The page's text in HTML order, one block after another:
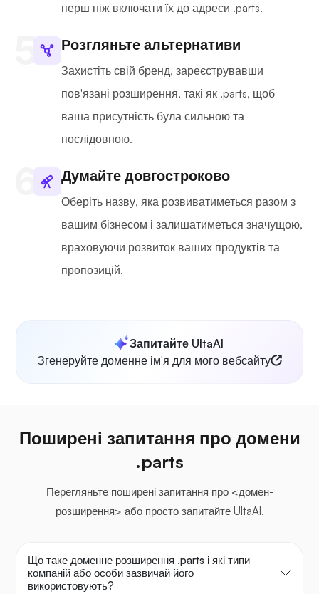
перш ніж включати їх до адреси .parts.
Розгляньте альтернативи
Захистіть свій бренд, зареєструвавши
пов'язані розширення, такі як .parts, щоб
ваша присутність була сильною та
послідовною.
Думайте довгостроково
Оберіть назву, яка розвиватиметься разом з
вашим бізнесом і залишатиметься значущою,
враховуючи розвиток ваших продуктів та
пропозицій.
Запитайте UltaAI
Згенеруйте доменне ім'я для мого вебсайту
Поширені запитання про домени
.parts
Перегляньте поширені запитання про <домен-
розширення> або просто запитайте UltaAI.
Що таке доменне розширення .parts і які типи
компаній або особи зазвичай його
використовують?